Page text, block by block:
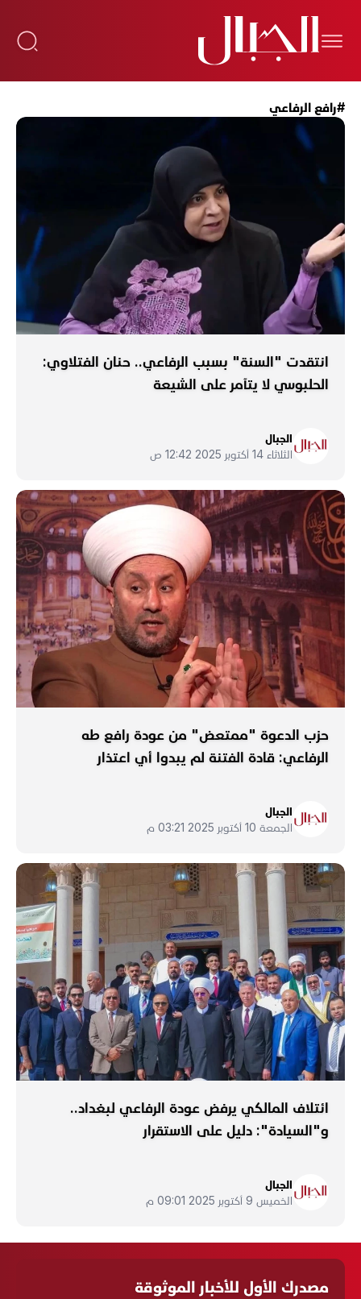
#رافع الرفاعي
انتقدت "السنة" بسبب الرفاعي.. حنان الفتلاوي:
الحلبوسي لا يتآمر على الشيعة
الجبال
الثلاثاء 14 أكتوبر 2025 12:42 ص
حزب الدعوة "ممتعض" من عودة رافع طه
الرفاعي: قادة الفتنة لم يبدوا أي اعتذار
الجبال
الجمعة 10 أكتوبر 2025 03:21 م
ائتلاف المالكي يرفض عودة الرفاعي لبغداد..
و"السيادة": دليل على الاستقرار
الجبال
الخميس 9 أكتوبر 2025 09:01 م
مصدرك الأول للأخبار الموثوقة